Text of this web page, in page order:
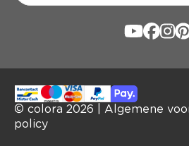
© colora 2026 Algemene
policy